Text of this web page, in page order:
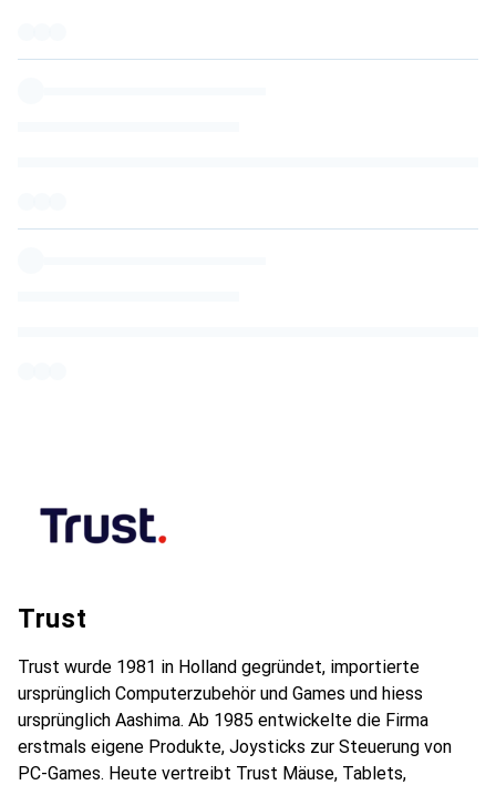
Trust
Trust wurde 1981 in Holland gegründet, importierte
ursprünglich Computerzubehör und Games und hiess
ursprünglich Aashima. Ab 1985 entwickelte die Firma
erstmals eigene Produkte, Joysticks zur Steuerung von
PC-Games. Heute vertreibt Trust Mäuse, Tablets,